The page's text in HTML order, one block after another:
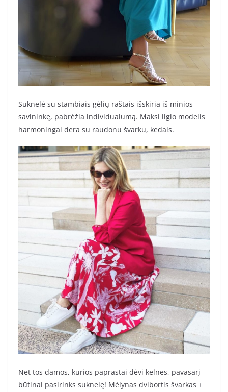
Suknelė su stambiais gėlių raštais išskiria iš minios
savininkę, pabrėžia individualumą. Maksi ilgio modelis
harmoningai dera su raudonu švarku, kedais.
Net tos damos, kurios paprastai dėvi kelnes, pavasarį
būtinai pasirinks suknelę! Mėlynas dvibortis švarkas +